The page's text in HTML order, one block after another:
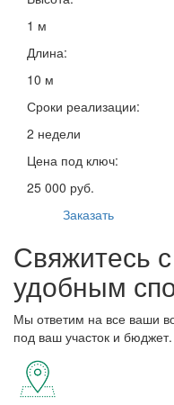
1 м
Длина:
10 м
Сроки реализации:
2 недели
Цена под ключ:
25 000 руб.
Заказать
Свяжитесь
удобным
Мы ответим на все ваши
под ваш участок и бюджет.